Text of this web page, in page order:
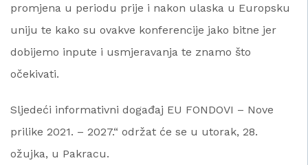
promjena u periodu prije i nakon ulaska u Europsku
uniju te kako su ovakve konferencije jako bitne jer
dobijemo inpute i usmjeravanja te znamo što
očekivati.
Sljedeći informativni događaj EU FONDOVI – Nove
prilike 2021. – 2027.“ održat će se u utorak, 28.
ožujka, u Pakracu.